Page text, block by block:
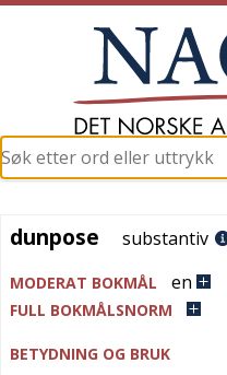
dunpose
dunpose substantiv
MODERAT BOKMÅL en
FULL BOKMÅLSNORM
BETYDNING OG BRUK